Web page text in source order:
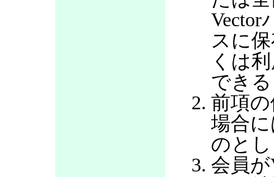
Vector
スに
くは
でき
前項
場合
のと
会員